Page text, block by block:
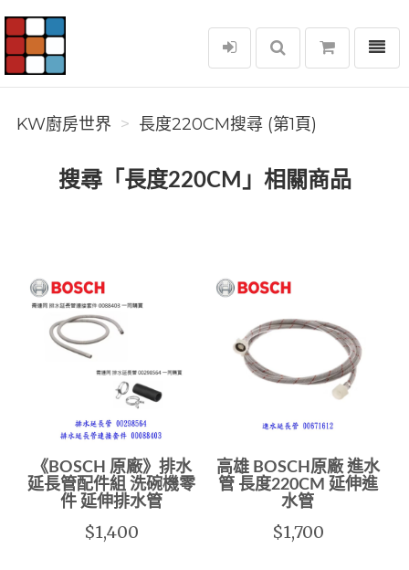
KW廚房世界
選單
KW廚房世界 長度220CM搜尋 (第1頁)
搜尋「長度220CM」相關商品
《BOSCH 原廠》排水
延長管配件組 洗碗機零
件 延伸排水管
$1,400
高雄 BOSCH原廠 進水
管 長度220CM 延伸進
水管
$1,700